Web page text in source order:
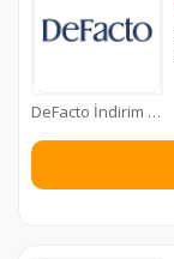
DeFacto İndirim Kodu